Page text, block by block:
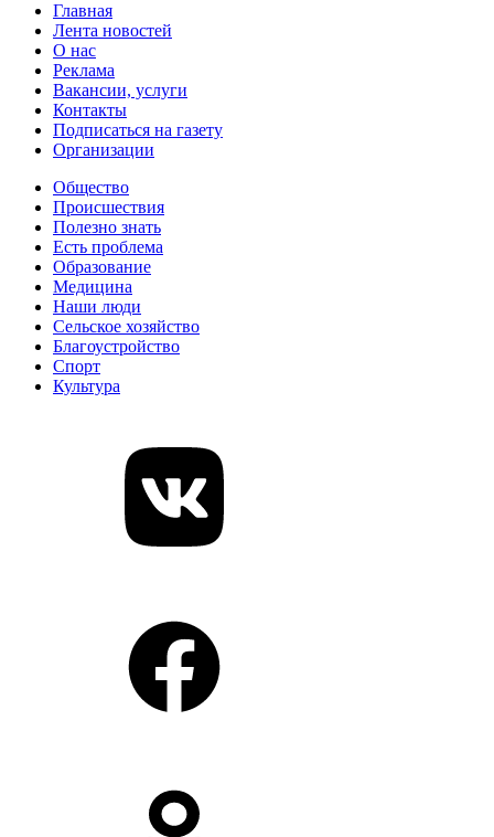
Главная
Лента новостей
О нас
Реклама
Вакансии, услуги
Контакты
Подписаться на газету
Организации
Общество
Происшествия
Полезно знать
Есть проблема
Образование
Медицина
Наши люди
Сельское хозяйство
Благоустройство
Спорт
Культура